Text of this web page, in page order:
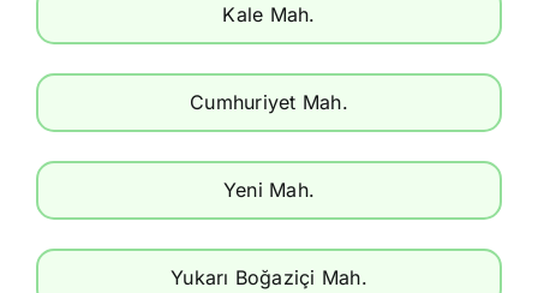
Kale Mah.
Cumhuriyet Mah.
Yeni Mah.
Yukarı Boğaziçi Mah.